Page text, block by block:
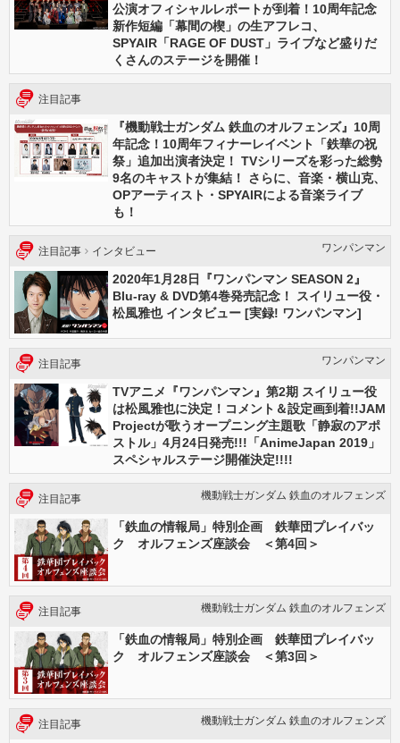
公演オフィシャルレポートが到着！10周年記念
新作短編「幕間の楔」の生アフレコ、
SPYAIR「RAGE OF DUST」ライブなど盛りだ
くさんのステージを開催！
注目記事
『機動戦士ガンダム 鉄血のオルフェンズ』10周
年記念！10周年フィナーレイベント「鉄華の祝
祭」追加出演者決定！ TVシリーズを彩った総勢
9名のキャストが集結！ さらに、音楽・横山克、
OPアーティスト・SPYAIRによる音楽ライブ
も！
注目記事 インタビュー ワンパンマン
2020年1月28日『ワンパンマン SEASON 2』
Blu-ray & DVD第4巻発売記念！ スイリュー役・
松風雅也 インタビュー [実録! ワンパンマン]
注目記事 ワンパンマン
TVアニメ『ワンパンマン』第2期 スイリュー役
は松風雅也に決定！コメント＆設定画到着!!JAM
Projectが歌うオープニング主題歌「静寂のアポ
ストル」4月24日発売!!!「AnimeJapan 2019」
スペシャルステージ開催決定!!!!
注目記事 機動戦士ガンダム 鉄血のオルフェンズ
「鉄血の情報局」特別企画 鉄華団プレイバッ
ク オルフェンズ座談会 ＜第4回＞
注目記事 機動戦士ガンダム 鉄血のオルフェンズ
「鉄血の情報局」特別企画 鉄華団プレイバッ
ク オルフェンズ座談会 ＜第3回＞
注目記事 機動戦士ガンダム 鉄血のオルフェンズ